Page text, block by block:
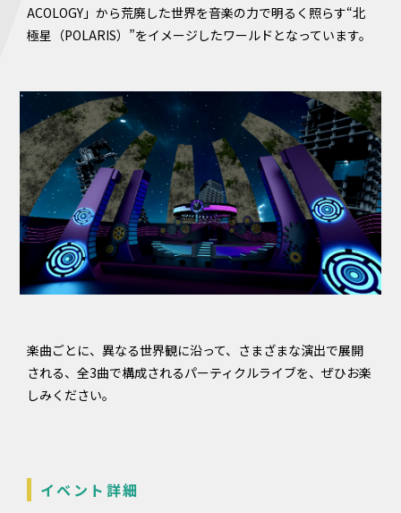
ACOLOGY」から荒廃した世界を音楽の力で明るく照らす“北
極星（POLARIS）”をイメージしたワールドとなっています。
楽曲ごとに、異なる世界観に沿って、さまざまな演出で展開
される、全3曲で構成されるパーティクルライブを、ぜひお楽
しみください。
イベント詳細